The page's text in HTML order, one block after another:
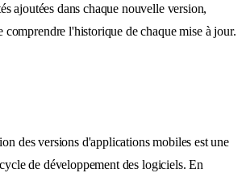
ajoutées dans chaque nouvelle version,
comprendre l'historique de chaque mise à jour.
des versions d'applications mobiles est une
de développement des logiciels. En